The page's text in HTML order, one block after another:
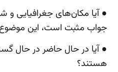
● آیا مکان‌های جغرافیایی و
جواب مثبت است، این
● آیا در حال حاضر در حال
هستند؟